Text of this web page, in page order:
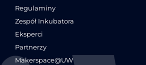
Regulaminy
Zespół Inkubatora
Eksperci
Partnerzy
Makerspace@UW